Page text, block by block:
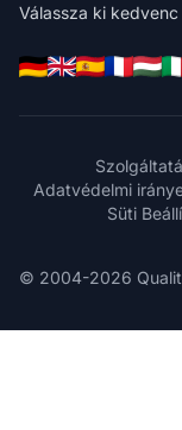
Válassza ki
Adatvédelmi
Süti
© 2004-2026